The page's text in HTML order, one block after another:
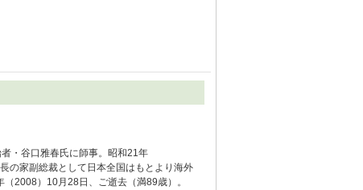
・谷口雅春氏に師事。昭和21年
の家副総裁として日本全国はもとより海外
2008）10月28日、ご逝去（満89歳）。